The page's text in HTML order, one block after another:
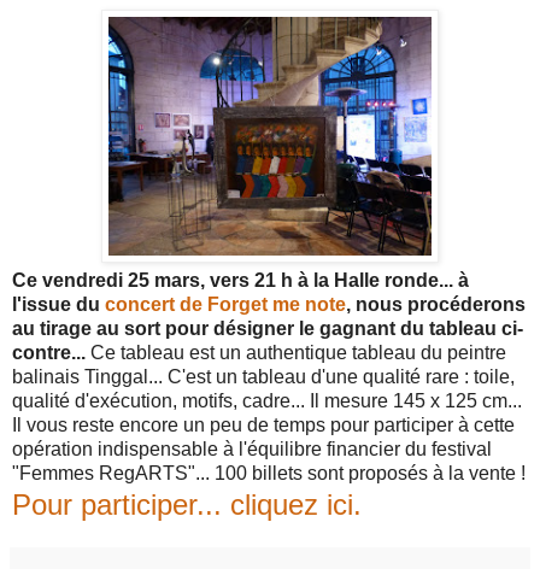
Ce vendredi 25 mars, vers 21 h à la Halle ronde... à
l'issue du concert de Forget me note, nous procéderons
au tirage au sort pour désigner le gagnant du tableau ci-
contre... Ce tableau est un authentique tableau du peintre
balinais Tinggal... C'est un tableau d'une qualité rare : toile,
qualité d'exécution, motifs, cadre... Il mesure 145 x 125 cm...
Il vous reste encore un peu de temps pour participer à cette
opération indispensable à l'équilibre financier du festival
"Femmes RegARTS"... 100 billets sont proposés à la vente !
Pour participer... cliquez ici.